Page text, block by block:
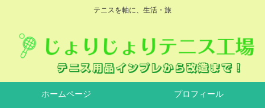
テニスを軸に、生活・旅
ホームページ プロフィール